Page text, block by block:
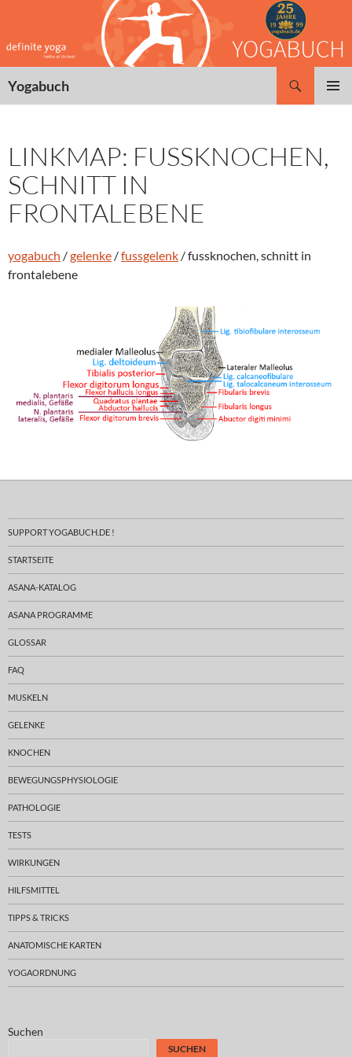
springen
Yogabuch
LINKMAP: FUSSKNOCHEN,
SCHNITT IN
FRONTALEBENE
yogabuch /gelenke /fussgelenk / fussknochen, schnitt in
frontalebene
SUPPORT YOGABUCH.DE !
STARTSEITE
ASANA-KATALOG
ASANA PROGRAMME
GLOSSAR
FAQ
MUSKELN
GELENKE
KNOCHEN
BEWEGUNGSPHYSIOLOGIE
PATHOLOGIE
TESTS
WIRKUNGEN
HILFSMITTEL
TIPPS & TRICKS
ANATOMISCHE KARTEN
YOGAORDNUNG
Suchen
SUCHEN